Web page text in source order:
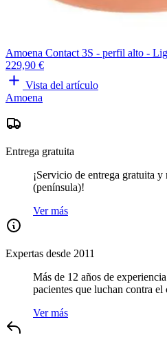
Amoena Contact 3S - perfil alto -
229,90 €
Vista del artículo
Amoena
Entrega gratuita
¡Servicio de entrega gratuita y
(península)!
Ver más
Expertas desde 2011
Más de 12 años de
pacientes que luchan contra el
Ver más